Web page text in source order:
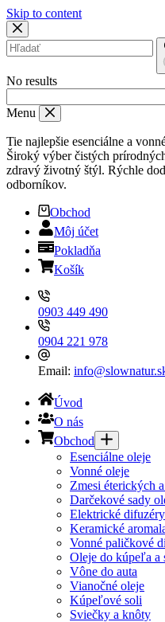
Skip to content
No results
Menu
Tie najlepšie esenciálne a
Široký výber čistých
zdravý životný štýl. Rýchle
odborníkov.
Obchod
Môj účet
Pokladňa
Košík
0903 449 490
0904 221 978
Email:
Úvod
O nás
Obchod
Esenciálne oleje
Vonné oleje
Zmesi éterických
Darčekové sady
Elektrické difuzéry
Keramické
Vonné paličkové
Oleje do kúpeľa a
Vône do auta
Vianočné oleje
Kúpeľové soli
Sviečky a knôty